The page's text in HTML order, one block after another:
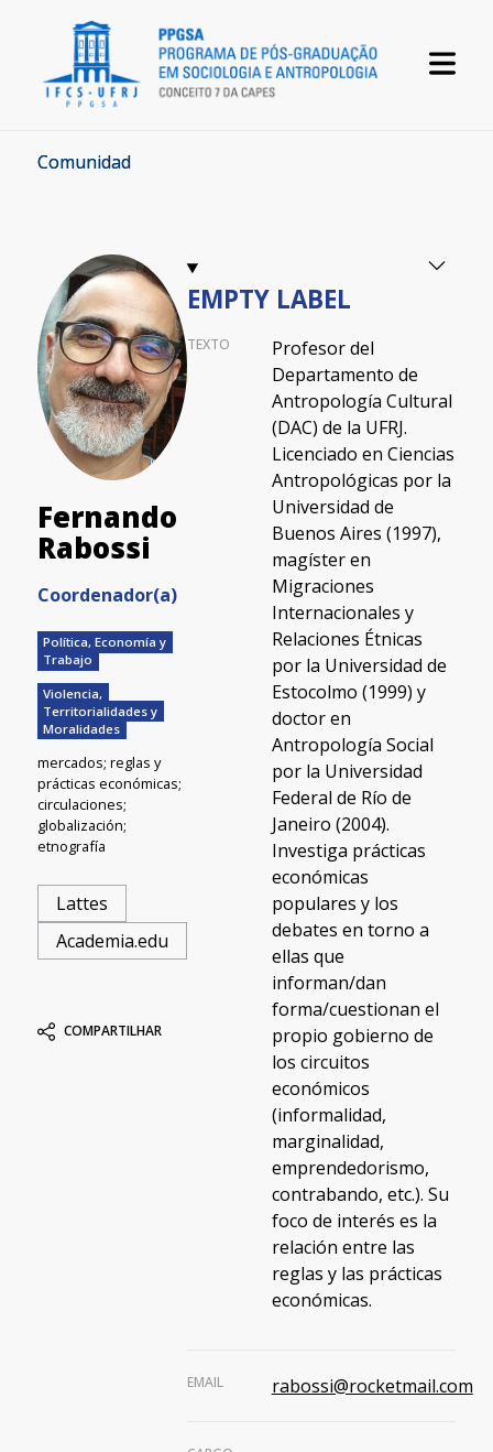
Comunidad
Fernando
Rabossi
Coordenador(a)
Política, Economía y
Trabajo
Violencia,
Territorialidades y
Moralidades
mercados; reglas y
prácticas económicas;
circulaciones;
globalización;
etnografía
Lattes
Academia.edu
COMPARTILHAR
EMPTY LABEL
TEXTO
Profesor del
Departamento de
Antropología Cultural
(DAC) de la UFRJ.
Licenciado en Ciencias
Antropológicas por la
Universidad de
Buenos Aires (1997),
magíster en
Migraciones
Internacionales y
Relaciones Étnicas
por la Universidad de
Estocolmo (1999) y
doctor en
Antropología Social
por la Universidad
Federal de Río de
Janeiro (2004).
Investiga prácticas
económicas
populares y los
debates en torno a
ellas que
informan/dan
forma/cuestionan el
propio gobierno de
los circuitos
económicos
(informalidad,
marginalidad,
emprendedorismo,
contrabando, etc.). Su
foco de interés es la
relación entre las
reglas y las prácticas
económicas.
EMAIL rabossi@rocketmail.com